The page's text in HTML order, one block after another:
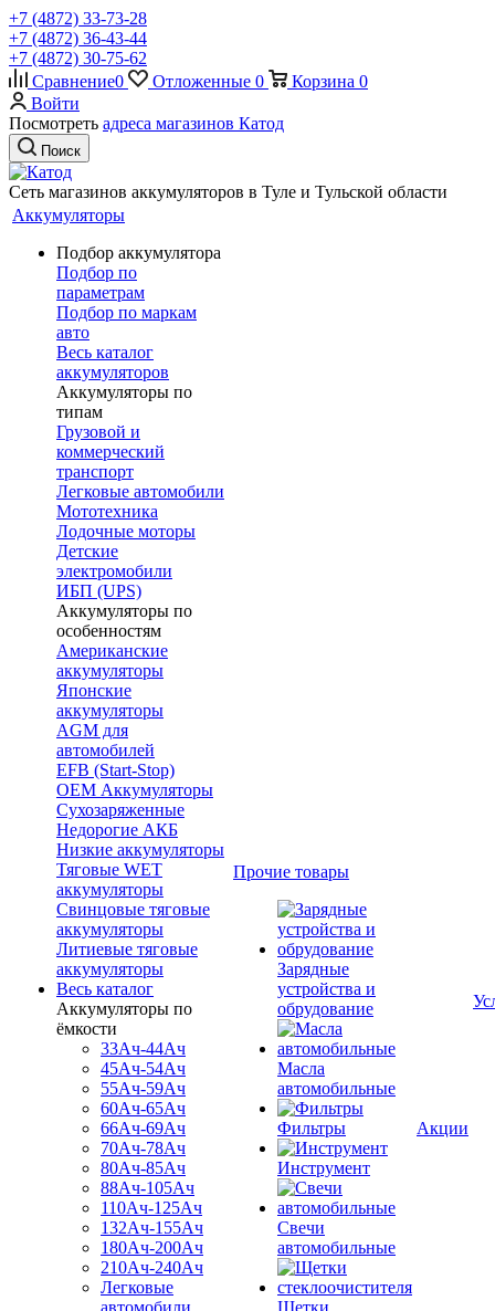
+7 (4872) 33-73-28
+7 (4872) 36-43-44
+7 (4872) 30-75-62
Сравнение0 Отложенные 0 Корзина 0
Войти
Посмотреть адреса магазинов Катод
Поиск
Сеть магазинов аккумуляторов в Туле и Тульской области
Аккумуляторы
Подбор аккумулятора
Подбор по
параметрам
Подбор по маркам
авто
Весь каталог
аккумуляторов
Аккумуляторы по
типам
Грузовой и
коммерческий
транспорт
Легковые автомобили
Мототехника
Лодочные моторы
Детские
электромобили
ИБП (UPS)
Аккумуляторы по
особенностям
Американские
аккумуляторы
Японские
аккумуляторы
AGM для
автомобилей
EFB (Start-Stop)
OEM Аккумуляторы
Сухозаряженные
Недорогие АКБ
Низкие аккумуляторы
Тяговые WET
аккумуляторы
Свинцовые тяговые
аккумуляторы
Литиевые тяговые
аккумуляторы
Весь каталог
Аккумуляторы по
ёмкости
33Ач-44Ач
45Ач-54Ач
55Ач-59Ач
60Ач-65Ач
66Ач-69Ач
70Ач-78Ач
80Ач-85Ач
88Ач-105Ач
110Ач-125Ач
132Ач-155Ач
180Ач-200Ач
210Ач-240Ач
Легковые
автомобили
Прочие товары
Зарядные
устройства и
обрудование
Масла
автомобильные
Фильтры
Инструмент
Свечи
автомобильные
Щетки
Акции